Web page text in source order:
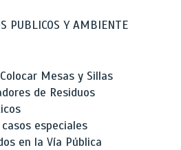
PUBLICOS Y AMBIENTE
Mesas y Sillas
de Residuos
especiales
en la Vía Pública